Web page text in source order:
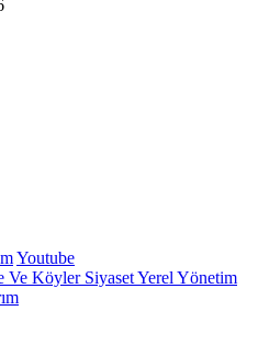
Youtube
Ve KöylerSiyasetYerel Yönetim